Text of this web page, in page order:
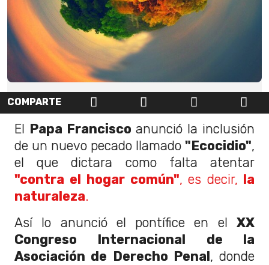
COMPARTE
El Papa Francisco anunció la inclusión
de un nuevo pecado llamado "Ecocidio",
el que dictara como falta atentar
"contra el hogar común", es decir, la
naturaleza.
Así lo anunció el pontífice en el XX
Congreso Internacional de la
Asociación de Derecho Penal, donde